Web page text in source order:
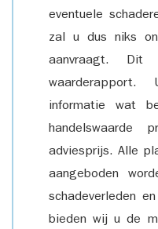
eventuele
zal u dus niks
aanvraagt.
informatie wat
handelswaarde
adviesprijs. Alle
aangeboden
schadeverleden
bieden wij u de